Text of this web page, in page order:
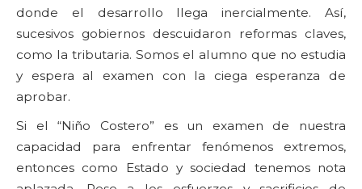
donde el desarrollo llega inercialmente. Así,
sucesivos gobiernos descuidaron reformas claves,
como la tributaria. Somos el alumno que no estudia
y espera al examen con la ciega esperanza de
aprobar.
Si el “Niño Costero” es un examen de nuestra
capacidad para enfrentar fenómenos extremos,
entonces como Estado y sociedad tenemos nota